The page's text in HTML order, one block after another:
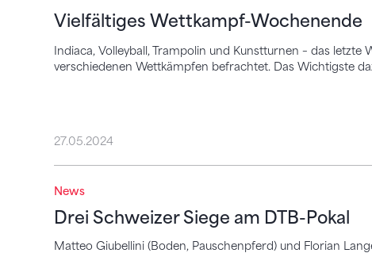
Vielfältiges Wettkampf-Wochenende
Indiaca, Volleyball, Trampolin und Kunstturnen – das
verschiedenen Wettkämpfen befrachtet. Das Wichtigste
27.05.2024
News
Drei Schweizer Siege am DTB-Pokal
Matteo Giubellini (Boden, Pauschenpferd) und Florian
Drei Schweizer Siege am DTB-Pokal